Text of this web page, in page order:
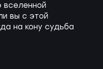
вселенной
вы с этой
на кону судьба